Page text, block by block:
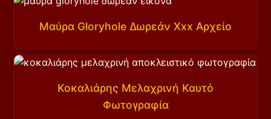
Μαύρα Gloryhole Δωρεάν Xxx Αρχείο
Κοκαλιάρης Μελαχρινή Καυτό
Φωτογραφία